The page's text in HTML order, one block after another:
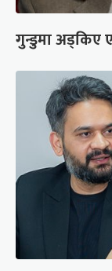
गुन्डुमा अड्किए